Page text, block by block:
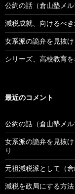
公約の話（倉山塾メル
減税成就、向けるべ
女系派の詭弁を見抜
シリーズ、高校教育
最近のコメント
公約の話（倉山塾メル
女系派の詭弁を見抜
り
元祖減税派として（倉
減税を政局にする方法